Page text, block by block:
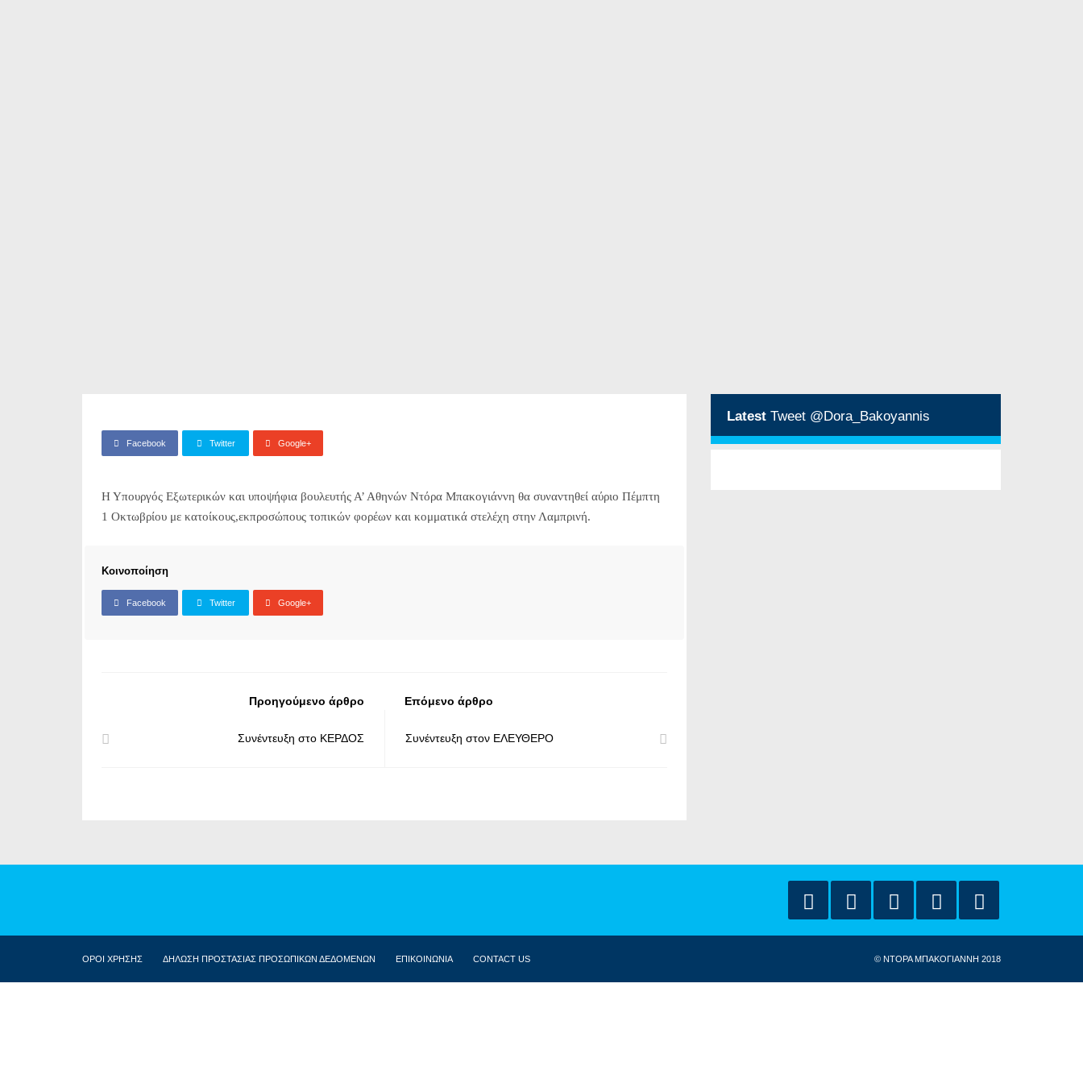
Facebook Twitter Google+
Η Υπουργός Εξωτερικών και υποψήφια βουλευτής Α’ Αθηνών Ντόρα Μπακογιάννη θα συναντηθεί αύριο Πέμπτη
1 Οκτωβρίου με κατοίκους,εκπροσώπους τοπικών φορέων και κομματικά στελέχη στην Λαμπρινή.
Κοινοποίηση
Facebook Twitter Google+
Προηγούμενο άρθρο
Συνέντευξη στο ΚΕΡΔΟΣ
Επόμενο άρθρο
Συνέντευξη στον ΕΛΕΥΘΕΡΟ
Latest Tweet @Dora_Bakoyannis
ΟΡΟΙ ΧΡΗΣΗΣ ΔΗΛΩΣΗ ΠΡΟΣΤΑΣΙΑΣ ΠΡΟΣΩΠΙΚΩΝ ΔΕΔΟΜΕΝΩΝ ΕΠΙΚΟΙΝΩΝΙΑ CONTACT US © ΝΤΟΡΑ ΜΠΑΚΟΓΙΑΝΝΗ 2018